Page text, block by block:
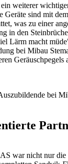
weiterer
Geräte sind mit
was zu einer
in den
Lärm macht
bei Mibau
Geräuschpegels
bei
war nicht nur die